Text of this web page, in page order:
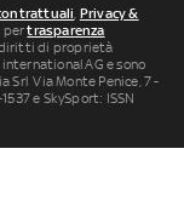
, Privacy &
pertrasparenza
diritti di proprietà
AG e sono
Srl Via Monte Penice, 7 -
e SkySport: ISSN